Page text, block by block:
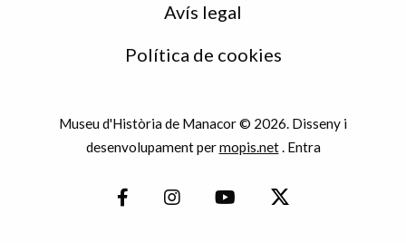
Avís legal
Política de cookies
Museu d'Història de Manacor © 2026. Disseny i
desenvolupament permopis.net. Entra